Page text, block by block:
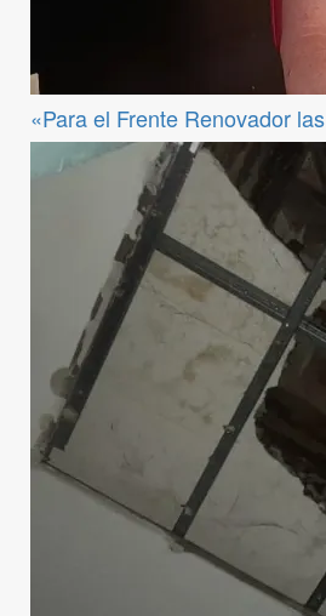
«Para el Frente Renovador